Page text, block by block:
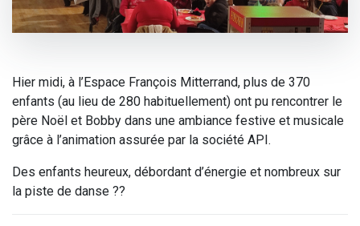
Hier midi, à l’Espace François Mitterrand, plus de 370
enfants (au lieu de 280 habituellement) ont pu rencontrer le
père Noël et Bobby dans une ambiance festive et musicale
grâce à l’animation assurée par la société API.
Des enfants heureux, débordant d’énergie et nombreux sur
la piste de danse ??